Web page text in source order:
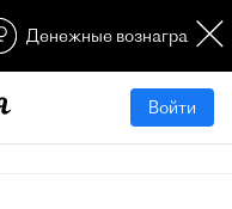
Денежные
Войти